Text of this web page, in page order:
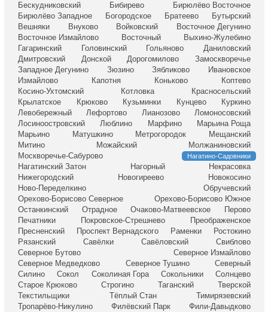
Бескудниковский
Бибирево
Бирюлёво Восточное
Бирюлёво Западное
Богородское Братеево
Бутырский
Вешняки
Внуково Войковский
Восточное Дегунино
Восточное Измайлово
Восточный
Выхино-Жулебино
Гагаринский
Головинский Гольяново
Даниловский
Дмитровский
Донской Дорогомилово
Замоскворечье
Западное Дегунино
Зюзино Зябликово
Ивановское
Измайлово
Капотня Коньково
Коптево
Косино-Ухтомский
Котловка
Красносельский
Крылатское
Крюково Кузьминки Кунцево
Куркино
Левобережный
Лефортово Лианозово
Ломоносовский
Лосиноостровский
Люблино Марфино
Марьина Роща
Марьино
Матушкино Метрогородок
Мещанский
Митино
Можайский
Молжаниновский
Москворечье-Сабурово
Нагатино-Садовники
Нагатинский Затон Нагорный
Некрасовка
Нижегородский
Новогиреево
Новокосино
Ново-Переделкино
Обручевский
Орехово-Борисово Северное
Орехово-Борисово Южное
Останкинский
Отрадное Очаково-Матвеевское
Перово
Печатники
Покровское-Стрешнево
Преображенское
Пресненский
Проспект Вернадского Раменки
Ростокино
Рязанский
Савёлки Савёловский
Свиблово
Северное Бутово
Северное Измайлово
Северное Медведково
Северное Тушино
Северный
Силино
Сокол Соколиная Гора Сокольники
Солнцево
Старое Крюково
Строгино Таганский
Тверской
Текстильщики
Тёплый Стан
Тимирязевский
Тропарёво-Никулино
Филёвский Парк Фили-Давыдково